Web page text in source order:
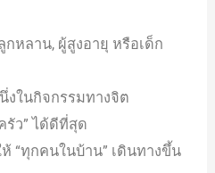
หลาน, ผู้สูงอายุ หรือเด็ก
ในกิจกรรมทางจิต
ว” ได้ดีที่สุด
“ทุกคนในบ้าน” เดินทางขึ้น